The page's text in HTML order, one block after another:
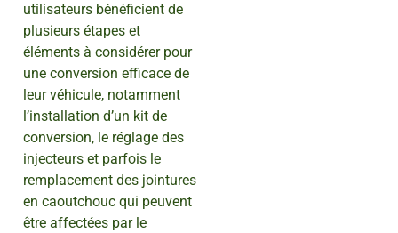
utilisateurs bénéficient de
plusieurs étapes et
éléments à considérer pour
une conversion efficace de
leur véhicule, notamment
l’installation d’un kit de
conversion, le réglage des
injecteurs et parfois le
remplacement des jointures
en caoutchouc qui peuvent
être affectées par le